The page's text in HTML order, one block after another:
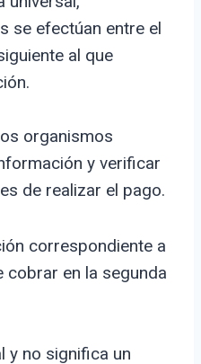
se efectúan entre el
al que
organismos
y verificar
de realizar el pago.
correspondiente a
cobrar en la segunda
y no significa un